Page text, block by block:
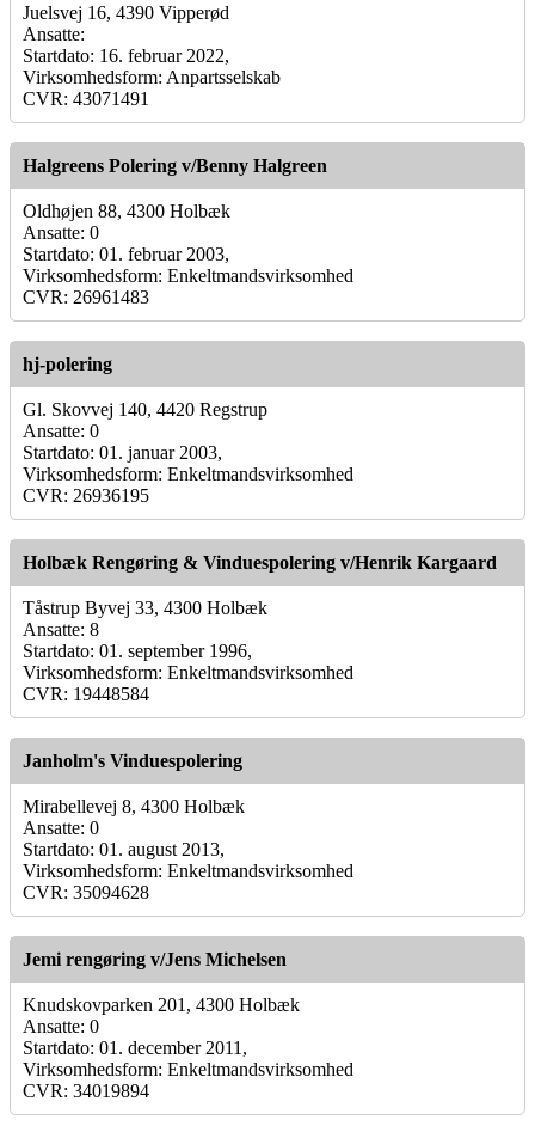
Juelsvej 16, 4390 Vipperød
Ansatte:
Startdato: 16. februar 2022,
Virksomhedsform: Anpartsselskab
CVR: 43071491
Halgreens Polering v/Benny Halgreen
Oldhøjen 88, 4300 Holbæk
Ansatte: 0
Startdato: 01. februar 2003,
Virksomhedsform: Enkeltmandsvirksomhed
CVR: 26961483
hj-polering
Gl. Skovvej 140, 4420 Regstrup
Ansatte: 0
Startdato: 01. januar 2003,
Virksomhedsform: Enkeltmandsvirksomhed
CVR: 26936195
Holbæk Rengøring & Vinduespolering v/Henrik Kargaard
Tåstrup Byvej 33, 4300 Holbæk
Ansatte: 8
Startdato: 01. september 1996,
Virksomhedsform: Enkeltmandsvirksomhed
CVR: 19448584
Janholm's Vinduespolering
Mirabellevej 8, 4300 Holbæk
Ansatte: 0
Startdato: 01. august 2013,
Virksomhedsform: Enkeltmandsvirksomhed
CVR: 35094628
Jemi rengøring v/Jens Michelsen
Knudskovparken 201, 4300 Holbæk
Ansatte: 0
Startdato: 01. december 2011,
Virksomhedsform: Enkeltmandsvirksomhed
CVR: 34019894